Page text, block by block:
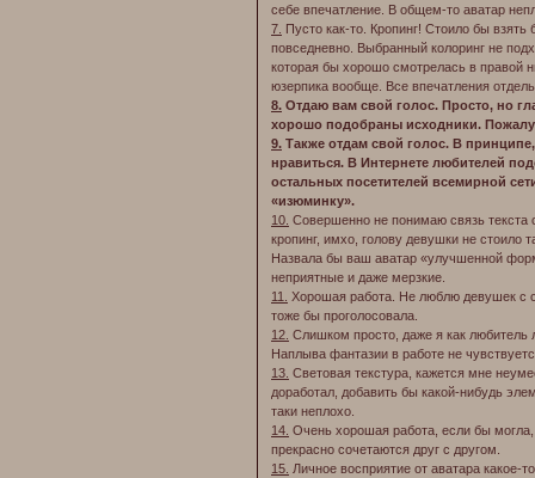
себе впечатление. В общем-то аватар
7.
Пусто как-то. Кропинг! Стоило бы
повседневно. Выбранный колоринг не
которая бы хорошо смотрелась в правой
юзерпика вообще. Все впечатления
8. Отдаю вам свой голос. Просто, но
хорошо подобраны исходники.
9. Также отдам свой голос. В
нравиться. В Интернете любителей
остальных посетителей всемирной
«изюминку».
10. Совершенно не понимаю связь текста
кропинг, имхо, голову девушки не стоило
Назвала бы ваш аватар «улучшенной
неприятные и даже мерзкие.
11.
Хорошая работа. Не люблю девушек с
тоже бы проголосовала.
12. Слишком просто, даже я как любитель
Наплыва фантазии в работе не
13. Световая текстура, кажется мне
доработал, добавить бы какой-нибудь
таки неплохо.
14. Очень хорошая работа, если бы
прекрасно сочетаются друг с другом.
15. Личное восприятие от аватара какое-